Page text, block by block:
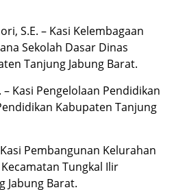
S.E. – Kasi Kelembagaan
Sekolah Dasar Dinas
Tanjung Jabung Barat.
– Kasi Pengelolaan Pendidikan
Kabupaten Tanjung
Pembangunan Kelurahan
Tungkal Ilir
Jabung Barat.